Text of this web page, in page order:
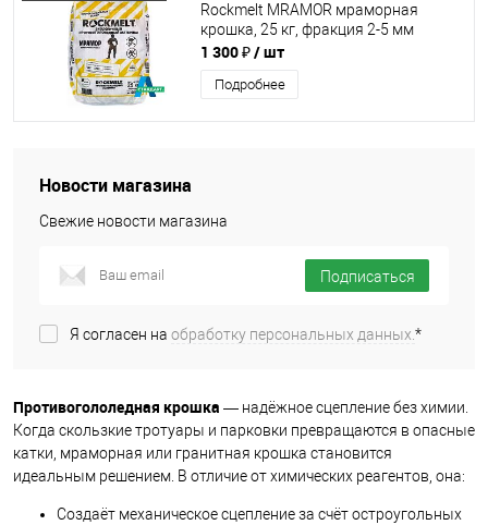
Rockmelt MRAMOR мраморная
крошка, 25 кг, фракция 2-5 мм
1 300 ₽/ шт
Подробнее
Новости магазина
Свежие новости магазина
Подписаться
Я согласен на обработку персональных данных.*
Противогололедная крошка — надёжное сцепление без химии.
Когда скользкие тротуары и парковки превращаются в опасные
катки, мраморная или гранитная крошка становится
идеальным решением. В отличие от химических реагентов, она:
Создаёт механическое сцепление за счёт остроугольных